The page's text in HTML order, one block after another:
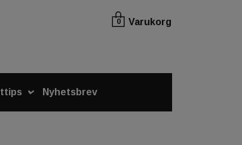
0 Varukorg
Nyhetsbrev